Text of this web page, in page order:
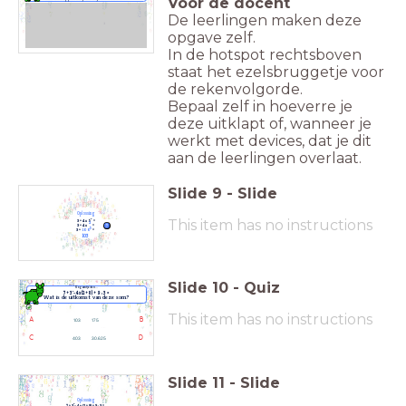
De leerlingen maken deze
opgave zelf.
In de hotspot rechtsboven
staat het ezelsbruggetje voor
de rekenvolgorde.
Bepaal zelf in hoeverre je
deze uitklapt of, wanneer je
werkt met devices, dat je dit
aan de leerlingen overlaat.
3 + 4 x
Oplossing
3 + 4 x 5 =
2
5
103
2
=
3 + 100 =
Slide 9 - Slide
This item has no instructions
Wat is de uitkomst van deze som?
Nog eentje dan...
7 + 3 - 4 x (2+8) + 9 : 3 =
2
A 103 B
175
C 403 D
30.625
Slide 10 - Quiz
This item has no instructions
Oplossing
2
Slide 11 - Slide